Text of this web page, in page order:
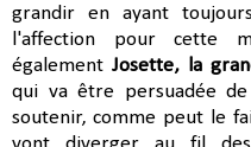
grandir en ayant
l'affection pour cette
égalementJosette, la
qui va être persuadée
soutenir, comme peut le